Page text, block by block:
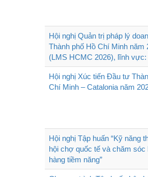
Hội nghị Quản trị pháp lý
Thành phố Hồ Chí Minh năm
(LMS HCMC 2026), lĩnh
Hội nghị Xúc tiến Đầu tư
Chí Minh – Catalonia năm
Hội nghị Tập huấn “Kỹ năng
hội chợ quốc tế và chăm sóc
hàng tiềm năng”